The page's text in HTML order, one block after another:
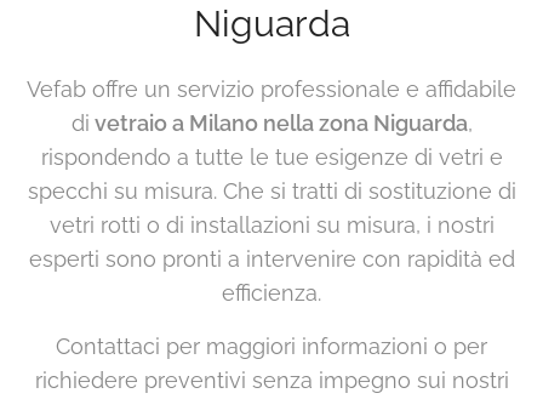
Niguarda
Vefab offre un servizio professionale e affidabile
di vetraio a Milano nella zona Niguarda,
rispondendo a tutte le tue esigenze di vetri e
specchi su misura. Che si tratti di sostituzione di
vetri rotti o di installazioni su misura, i nostri
esperti sono pronti a intervenire con rapidità ed
efficienza.
Contattaci per maggiori informazioni o per
richiedere preventivi senza impegno sui nostri